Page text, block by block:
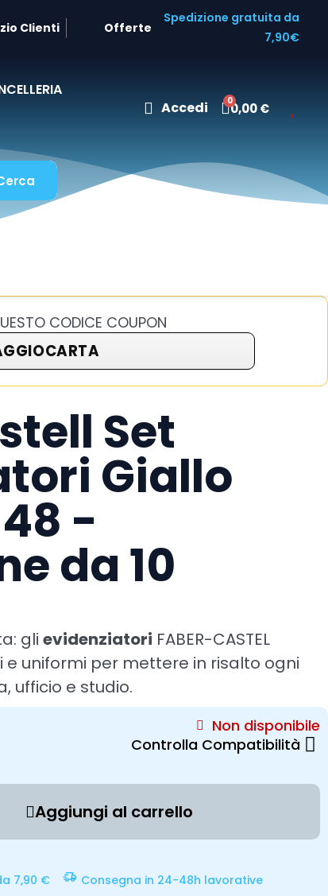
Clienti Offerte
Spedizione gratuita da
7,90€
Accedi 0,00 €
CODICE COUPON
Set
Giallo
-
da 10
gli evidenziatori FABER-CASTEL
uniformi per mettere in risalto ogni
ufficio e studio.
Non disponibile
Controlla Compatibilità
Aggiungi al carrello
7,90 €
Consegna in 24-48h lavorative